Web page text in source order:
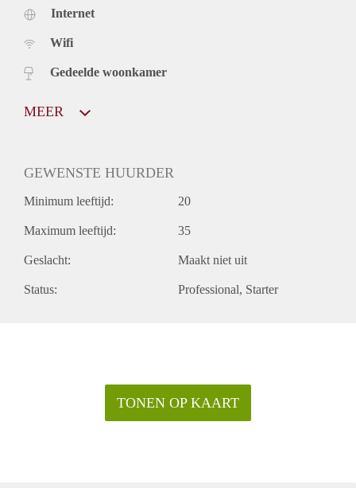
Internet
Wifi
Gedeelde woonkamer
MEER
GEWENSTE HUURDER
Minimum leeftijd: 20
Maximum leeftijd: 35
Geslacht: Maakt niet uit
Status: Professional Starter
TONEN OP KAART